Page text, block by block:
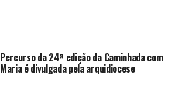
Percurso da 24ª edição da Caminhada com
Maria é divulgada pela arquidiocese